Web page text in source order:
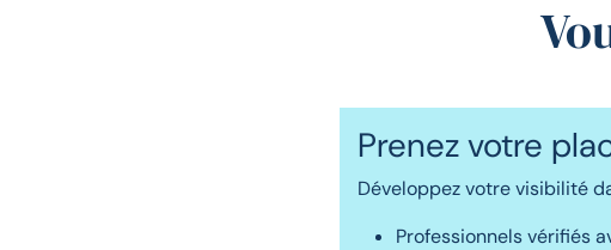
Prenez votre
Développez votre visibilité
Professionnels vérifiés